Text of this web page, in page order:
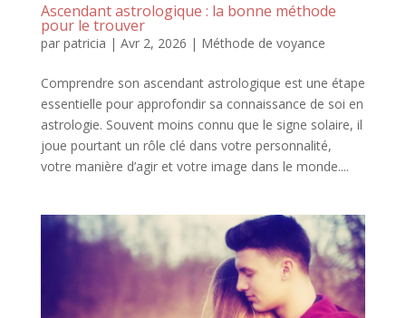
Ascendant astrologique : la bonne méthode
pour le trouver
par patricia | Avr 2, 2026 | Méthode de voyance
Comprendre son ascendant astrologique est une étape
essentielle pour approfondir sa connaissance de soi en
astrologie. Souvent moins connu que le signe solaire, il
joue pourtant un rôle clé dans votre personnalité,
votre manière d’agir et votre image dans le monde....